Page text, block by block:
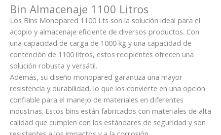
Bin Almacenaje 1100 Litros
Los Bins Monopared 1100 Lts son la solución ideal para el
acopio y almacenaje eficiente de diversos productos. Con
una capacidad de carga de 1000 kg y una capacidad de
contención de 1100 litros, estos recipientes ofrecen una
solución robusta y versátil.
Además, su diseño monopared garantiza una mayor
resistencia y durabilidad, lo que los convierte en una opción
confiable para el manejo de materiales en diferentes
industrias. Estos bins están fabricados con materiales de alta
calidad que cumplen con los estándares de seguridad y son